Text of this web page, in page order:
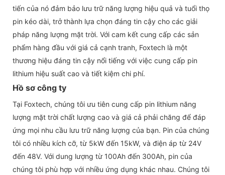
tiến của nó đảm bảo lưu trữ năng lượng hiệu quả và tuổi thọ
pin kéo dài, trở thành lựa chọn đáng tin cậy cho các giải
pháp năng lượng mặt trời. Với cam kết cung cấp các sản
phẩm hàng đầu với giá cả cạnh tranh, Foxtech là một
thương hiệu đáng tin cậy nổi tiếng với việc cung cấp pin
lithium hiệu suất cao và tiết kiệm chi phí.
Hồ sơ công ty
Tại Foxtech, chúng tôi ưu tiên cung cấp pin lithium năng
lượng mặt trời chất lượng cao và giá cả phải chăng để đáp
ứng mọi nhu cầu lưu trữ năng lượng của bạn. Pin của chúng
tôi có nhiều kích cỡ, từ 5kW đến 15kW, và điện áp từ 24V
đến 48V. Với dung lượng từ 100Ah đến 300Ah, pin của
chúng tôi phù hợp với nhiều ứng dụng khác nhau. Chúng tôi